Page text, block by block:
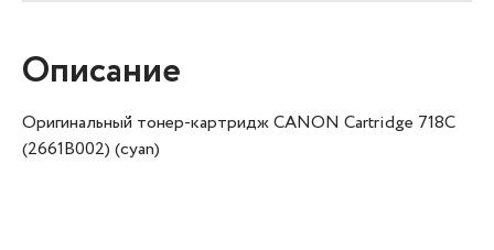
Описание
Оригинальный тонер-картридж CANON Cartridge 718C
(2661B002) (cyan)